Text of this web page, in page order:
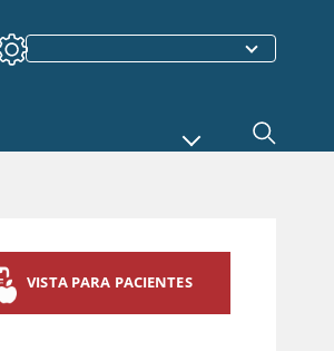
VISTA PARA PACIENTES